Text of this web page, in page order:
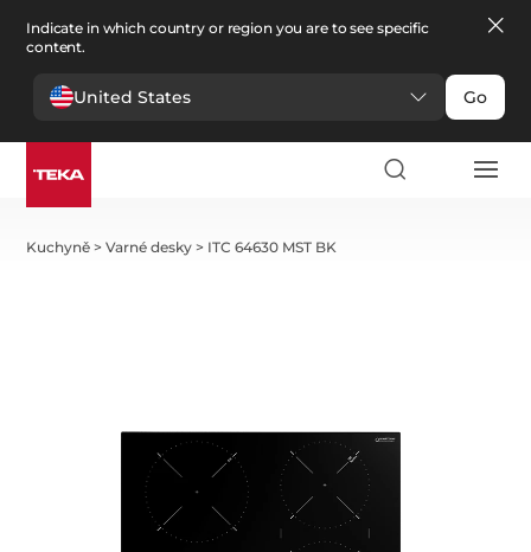
Indicate in which country or region you are to see specific
content.
United States Go
Kuchyně >Varné desky > ITC 64630 MST BK